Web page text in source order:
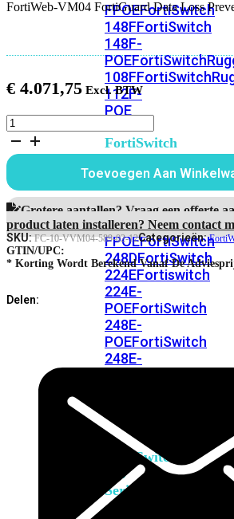
FPOEFortiSwitch
148FFortiSwitch
148F-
POE
108F
112F-
POE
FortiSwitch
Series
FortiSwitch
224D-
FPOEFortiSwitch
248DFortiSwitch
224EFortiswitch
224E-
POEFortiSwitch
248E-
POEFortiSwitch
248E-
FortiSwitch
400
Series
FortiWeb-VM04 FortiGuard Data Loss
€ 4.071,75
FortiWeb-
VM04
jaar
FortiGuard
Data
Loss
Prevention
Service
aantal
Toevoegen Aan
Grotere aantallen? Vraag een offerte
product laten installeren? Neem contact
SKU:FC-10-VVM04-589-02-12Categorieën:
GTIN/UPC:
* Korting Wordt Berekend Vanaf De
Delen: